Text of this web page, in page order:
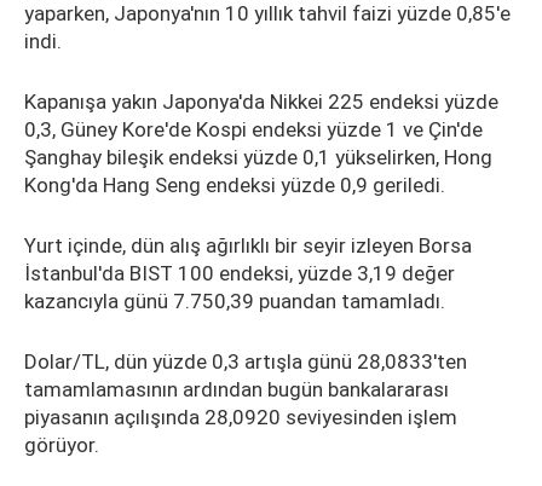
yaparken, Japonya'nın 10 yıllık tahvil faizi yüzde 0,85'e
indi.
Kapanışa yakın Japonya'da Nikkei 225 endeksi yüzde
0,3, Güney Kore'de Kospi endeksi yüzde 1 ve Çin'de
Şanghay bileşik endeksi yüzde 0,1 yükselirken, Hong
Kong'da Hang Seng endeksi yüzde 0,9 geriledi.
Yurt içinde, dün alış ağırlıklı bir seyir izleyen Borsa
İstanbul'da BIST 100 endeksi, yüzde 3,19 değer
kazancıyla günü 7.750,39 puandan tamamladı.
Dolar/TL, dün yüzde 0,3 artışla günü 28,0833'ten
tamamlamasının ardından bugün bankalararası
piyasanın açılışında 28,0920 seviyesinden işlem
görüyor.